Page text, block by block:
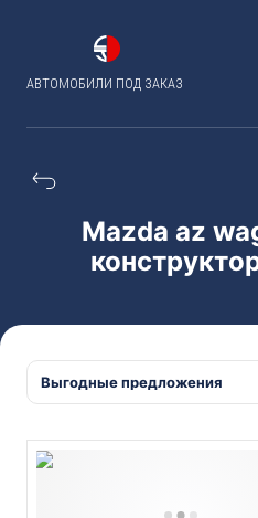
АВТОМОБИЛИ ПОД ЗАКАЗ
Mazda az